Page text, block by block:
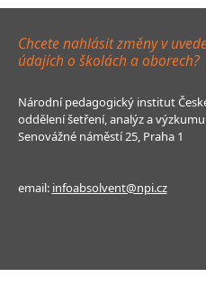
Chcete nahlásit změny v
údajích o školách a oborech?
Národní pedagogický institut
oddělení šetření, analýz a výzkumu
Senovážné náměstí 25, Praha 1
email: infoabsolvent@npi.cz